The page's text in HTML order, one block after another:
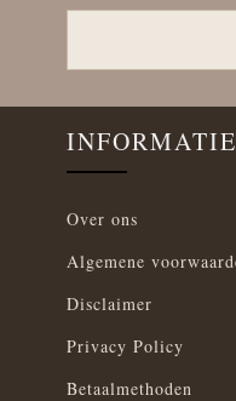
INFORMATIE
Over ons
Algemene
Disclaimer
Privacy Policy
Betaalmethoden